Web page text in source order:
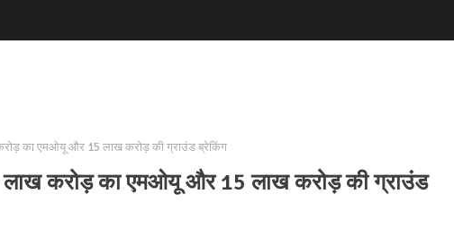
का एमओयू और 15 लाख करोड़ की ग्राउंड ब्रेकिंग
लाख करोड़ का एमओयू और 15 लाख करोड़ की ग्राउंड